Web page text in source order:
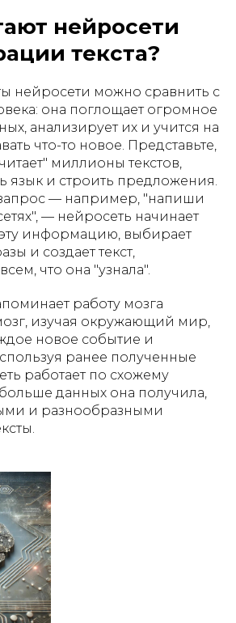
нейросети
текста?
нейросети можно сравнить с
она поглощает огромное
анализирует их и учится на
что-то новое. Представьте,
миллионы текстов,
язык и строить предложения.
— например, "напиши
— нейросеть начинает
информацию, выбирает
и создает текст,
что она "узнала".
работу мозга
изучая окружающий мир,
новое событие и
ранее полученные
работает по схожему
данных она получила,
и разнообразными